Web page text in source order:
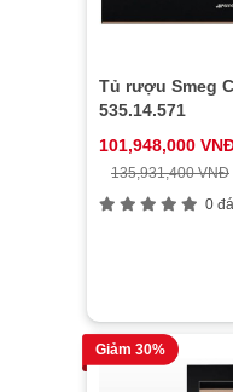
Tủ rượu Smeg
535.14.571
101,948,000
135,931,400 VNĐ
0
Giảm 30%